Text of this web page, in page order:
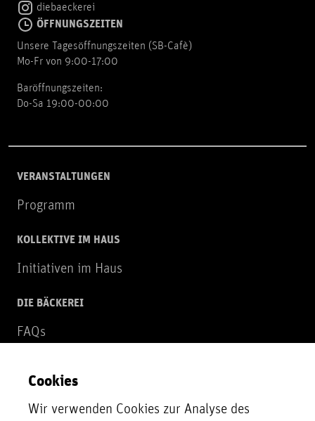
diebaeckerei
ÖFFNUNGSZEITEN
Unsere Tagesöffnungszeiten (SB-Cafè)
Mo-Fr von 9:00-17:00
Baröffnungszeiten:
Do-Sa 19:00-00:00
VERANSTALTUNGEN
Programm
KOLLEKTIVE IM HAUS
Initiativen im Haus
DIE BÄCKEREI
FAQs
NEWSLETTER
Zur Newsletter Anmeldung
Cookies
Wir verwenden Cookies zur Analyse des